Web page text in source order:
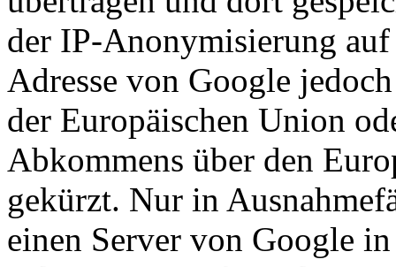
der IP-Anonymisierung
Adresse von Google
der Europäischen Union
Abkommens über den
gekürzt. Nur in
einen Server von Google